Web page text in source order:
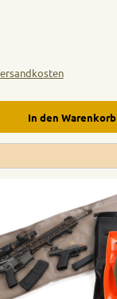
In den Warenkorb